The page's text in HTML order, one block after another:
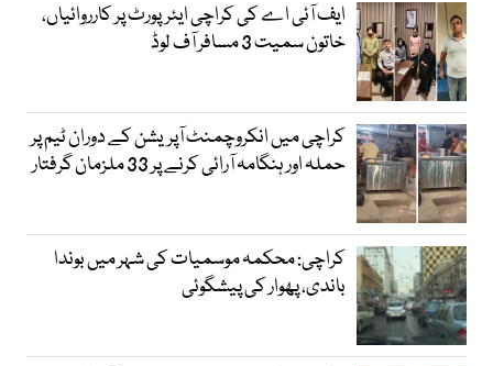
ایف آئی اے کی کراچی ایئرپورٹ پر کارروائیاں،
خاتون سمیت 3 مسافر آف لوڈ
کراچی میں انکروچمنٹ آپریشن کے دوران ٹیم پر
حملہ اور ہنگامہ آرائی کرنے پر 33 ملزمان گرفتار
کراچی: محکمہ موسمیات کی شہر میں بوندا
باندی، پھوار کی پیشگوئی